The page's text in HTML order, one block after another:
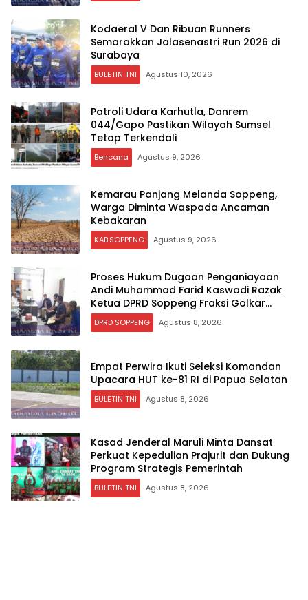
Kodaeral V Dan Ribuan Runners
Semarakkan Jalasenastri Run 2026 di
Surabaya
BULETIN TNI Agustus 10, 2026
Patroli Udara Karhutla, Danrem
044/Gapo Pastikan Wilayah Sumsel
Tetap Terkendali
Bencana Agustus 9, 2026
Kemarau Panjang Melanda Soppeng,
Warga Diminta Waspada Ancaman
Kebakaran
KAB.SOPPENG Agustus 9, 2026
Proses Hukum Dugaan Penganiayaan
Andi Muhammad Farid Kaswadi Razak
Ketua DPRD Soppeng Fraksi Golkar
Tetap Berlanjut
DPRD SOPPENG Agustus 8, 2026
Empat Perwira Ikuti Seleksi Komandan
Upacara HUT ke-81 RI di Papua Selatan
BULETIN TNI Agustus 8, 2026
Kasad Jenderal Maruli Minta Dansat
Perkuat Kepedulian Prajurit dan Dukung
Program Strategis Pemerintah
BULETIN TNI Agustus 8, 2026